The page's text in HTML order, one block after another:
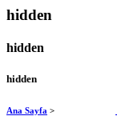
hidden
hidden
hidden
Ana Sayfa >